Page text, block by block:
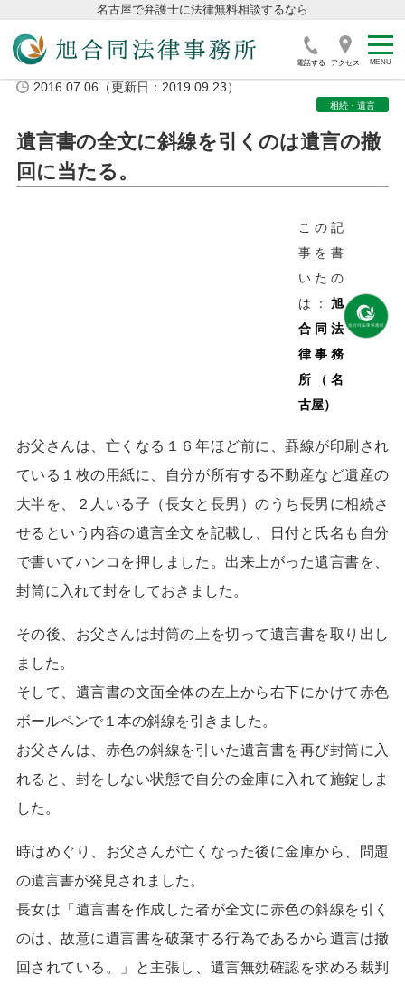
名古屋で弁護士に法律無料相談するなら
電話する アクセス
2016.07.06（更新日：2019.09.23）
相続・遺言
遺言書の全文に斜線を引くのは遺言の撤
回に当たる。
この記
事を書
いたの
は：旭
合同法
律事務
所（名
古屋）
お父さんは、亡くなる１６年ほど前に、罫線が印刷され
ている１枚の用紙に、自分が所有する不動産など遺産の
大半を、２人いる子（長女と長男）のうち長男に相続さ
せるという内容の遺言全文を記載し、日付と氏名も自分
で書いてハンコを押しました。出来上がった遺言書を、
封筒に入れて封をしておきました。
その後、お父さんは封筒の上を切って遺言書を取り出し
ました。
そして、遺言書の文面全体の左上から右下にかけて赤色
ボールペンで１本の斜線を引きました。
お父さんは、赤色の斜線を引いた遺言書を再び封筒に入
れると、封をしない状態で自分の金庫に入れて施錠しま
した。
時はめぐり、お父さんが亡くなった後に金庫から、問題
の遺言書が発見されました。
長女は「遺言書を作成した者が全文に赤色の斜線を引く
のは、故意に遺言書を破棄する行為であるから遺言は撤
回されている。」と主張し、遺言無効確認を求める裁判